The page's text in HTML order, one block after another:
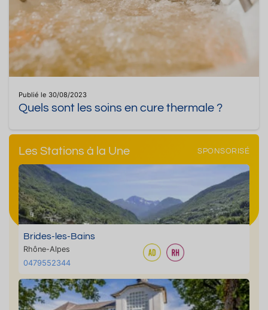
Publié le 30/08/2023
Quels sont les soins en cure thermale ?
Les Stations à la Une SPONSORISÉ
Brides-les-Bains
Rhône-Alpes
0479552344